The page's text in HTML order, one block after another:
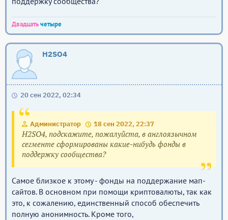
Двадцатьчетыре
H2SO4
20 сен 2022, 02:34
Администратор 18 сен 2022, 22:37
H2SO4, подскажите, пожалуйста, в англоязычном
сегменте сформированы какие-нибудь фонды в
поддержку сообщества?
Самое близкое к этому - фонды на поддержание мап-
сайтов. В основном при помощи криптовалюты, так как
это, к сожалению, единственный способ обеспечить
полную анонимность. Кроме того,